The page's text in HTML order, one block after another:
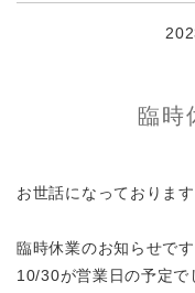
臨時
お世話になっております
臨時休業のお知らせです
10/30が営業日の予定で